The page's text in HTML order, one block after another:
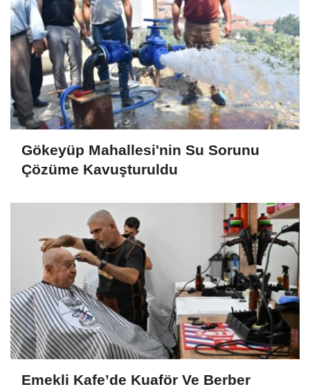
Gökeyüp Mahallesi'nin Su Sorunu
Çözüme Kavuşturuldu
Emekli Kafe’de Kuaför Ve Berber